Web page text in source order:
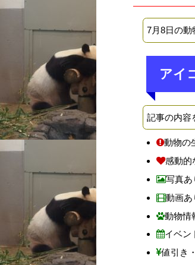
7月8日の動
アイ
記事の内容
動物の
感動的
写真あ
動画あ
動物情
イベン
値引き